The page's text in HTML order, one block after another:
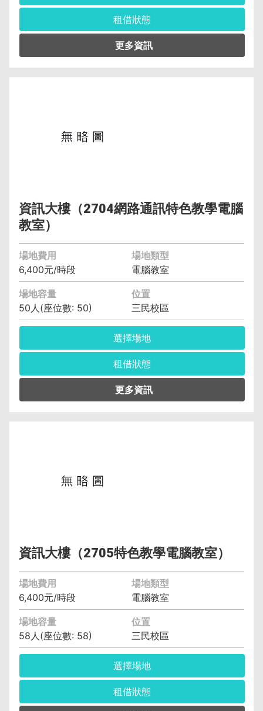
租借狀態
備註︰備有水電、燈光、空調
資訊大樓（2704網路通訊特色教學電腦
教室）
場地費用
場地類型
6,400元/時段
電腦教室
場地容量
位置
50人(座位數: 50)
三民校區
選擇場地
租借狀態
備註︰備有水電、燈光、空調
資訊大樓（2705特色教學電腦教室）
場地費用
場地類型
6,400元/時段
電腦教室
場地容量
位置
58人(座位數: 58)
三民校區
選擇場地
租借狀態